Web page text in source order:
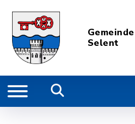
Gemeinde
Selent